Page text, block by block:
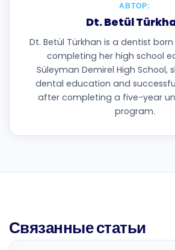
АВТОР:
Dt. Betül
Dt. Betül Türkhan is a dentist
completing her high school
Süleyman Demirel High School,
dental education and
after completing a five-year
program.
Связанные статьи